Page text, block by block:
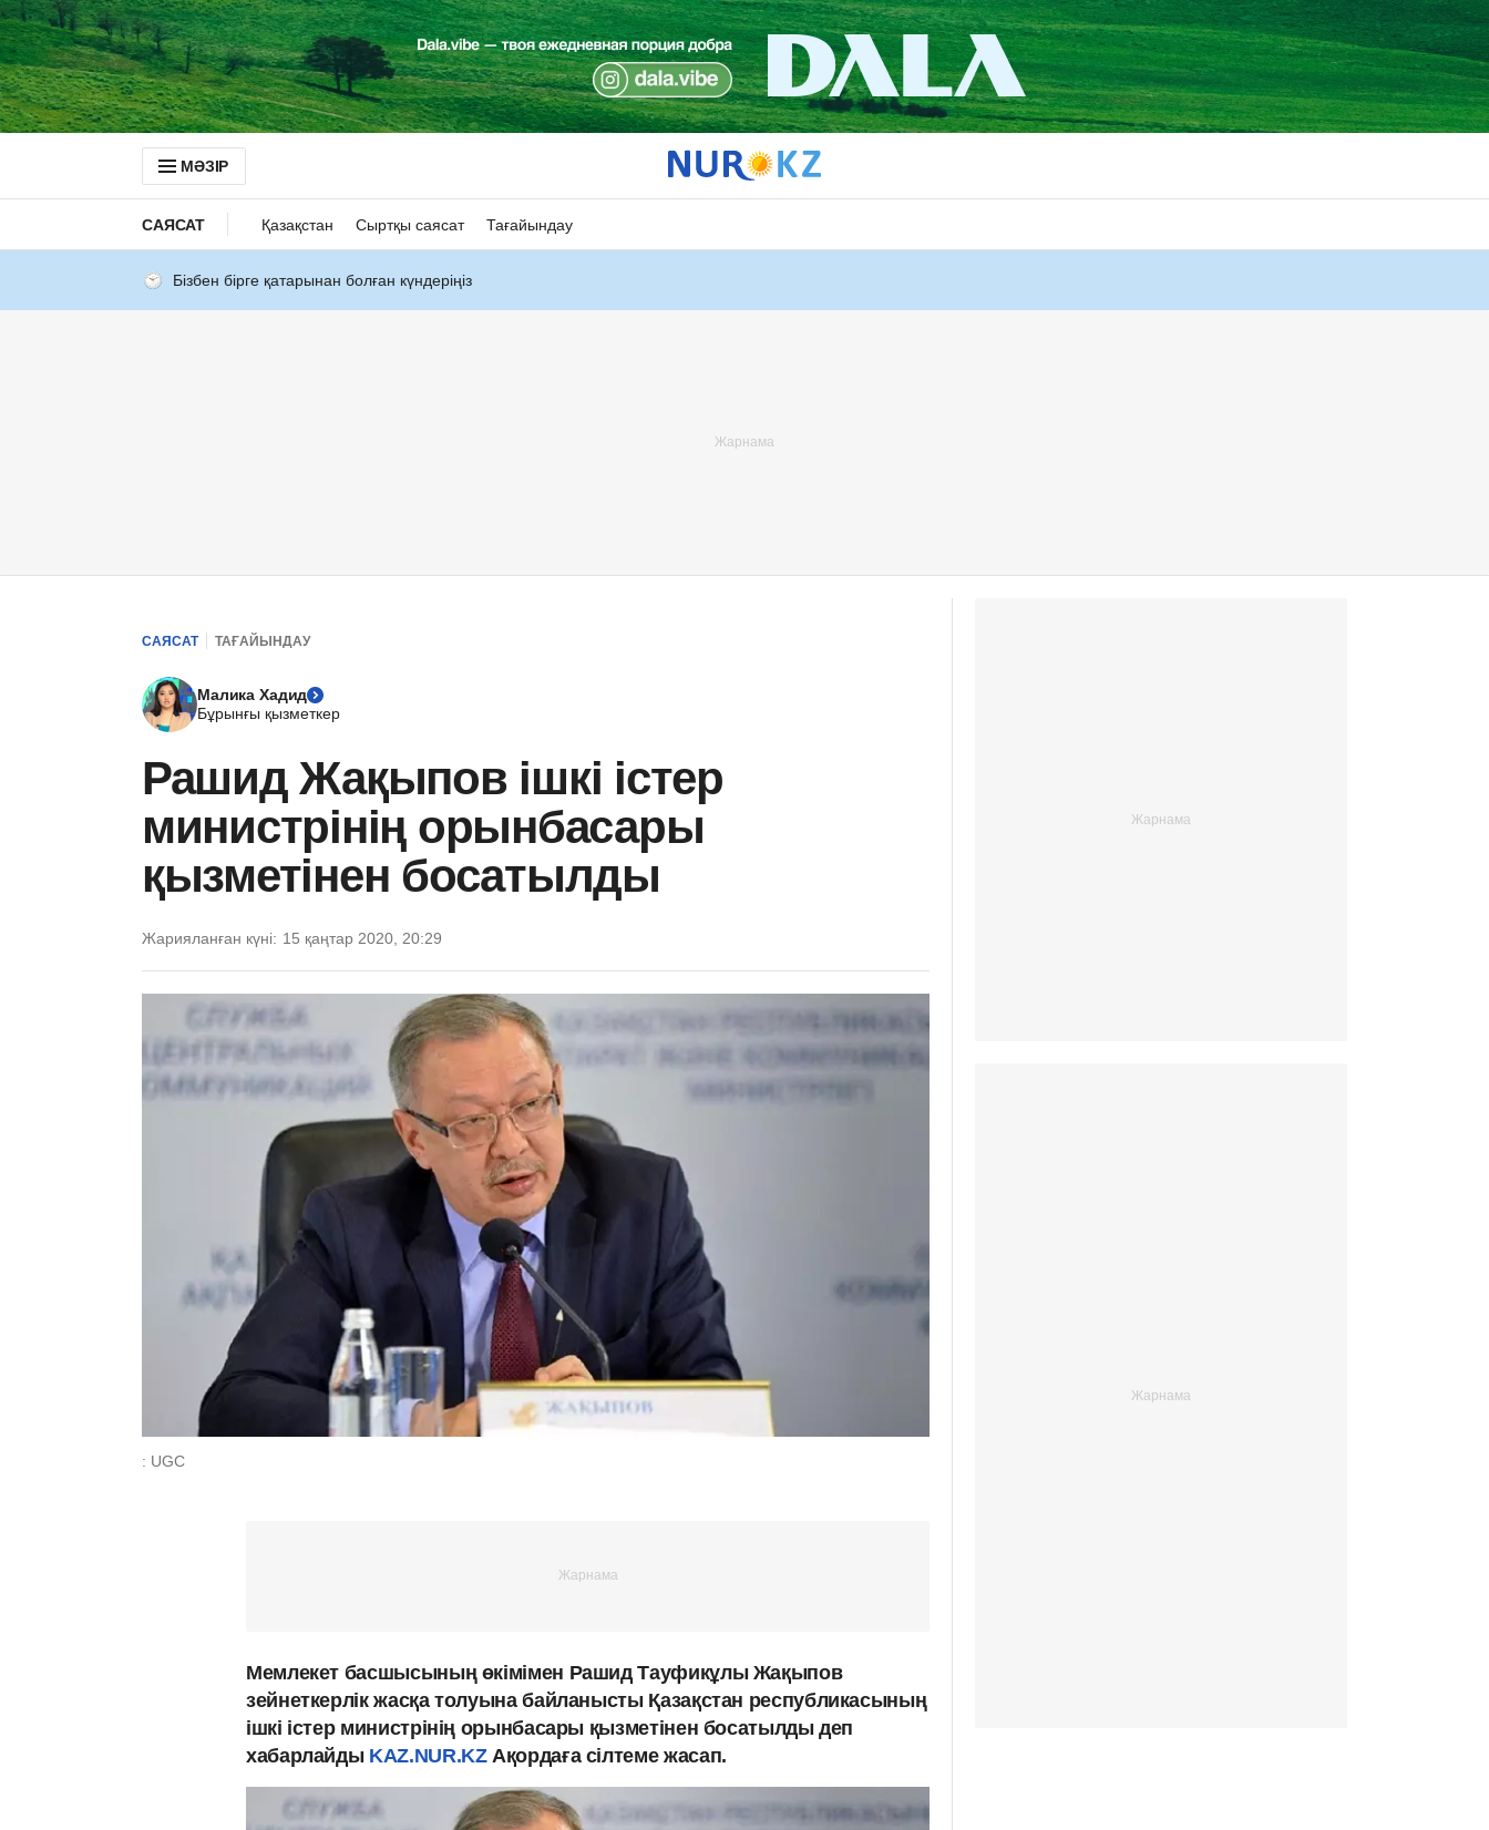
МӘЗІР
САЯСАТ Қазақстан Сыртқы саясат Тағайындау
Бізбен бірге қатарынан болған күндеріңіз
САЯСАТ ТАҒАЙЫНДАУ
Малика Хадид
Бұрынғы қызметкер
Рашид Жақыпов ішкі істер
министрінің орынбасары
қызметінен босатылды
Жарияланған күні: 15 қаңтар 2020, 20:29
: UGC
Мемлекет басшысының өкімімен Рашид Тауфикұлы Жақыпов
зейнеткерлік жасқа толуына байланысты Қазақстан республикасының
ішкі істер министрінің орынбасары қызметінен босатылды деп
хабарлайды KAZ.NUR.KZ Ақордаға сілтеме жасап.